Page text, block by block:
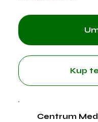
Kup
Centrum